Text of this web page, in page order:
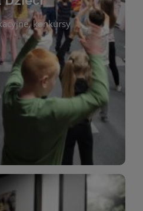
konkursy
Dzieci
z myślą o najmłodszych
Znajdziesz tu
edukacyjnych, konkursach
z autorami książek dla
bogaty wybór bajek,
a także przyjazny